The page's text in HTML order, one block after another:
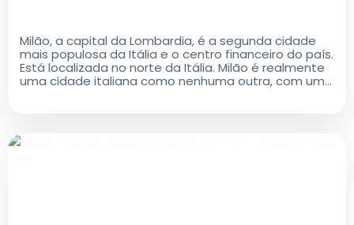
Milão, a capital da Lombardia, é a segunda cidade
mais populosa da Itália e o centro financeiro do país.
Está localizada no norte da Itália. Milão é realmente
uma cidade italiana como nenhuma outra, com uma